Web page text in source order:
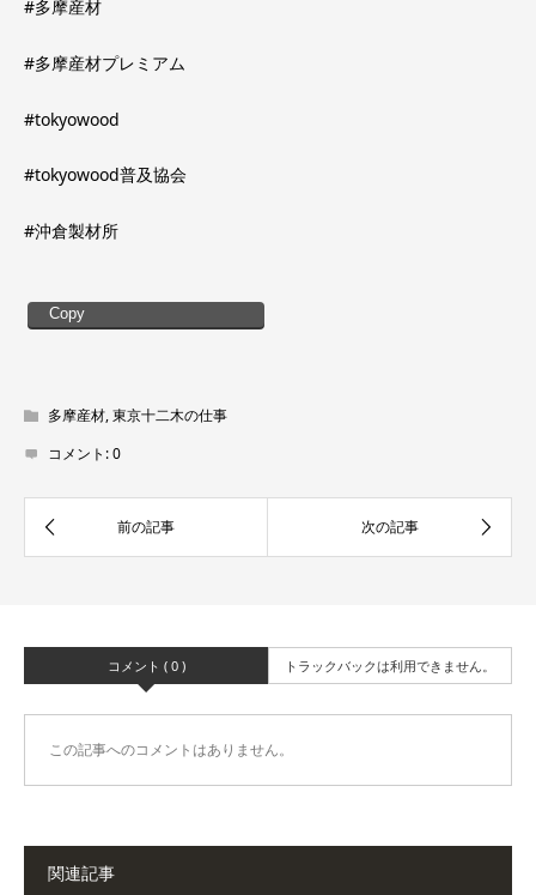
#多摩産材
#多摩産材プレミアム
#tokyowood
#tokyowood普及協会
#沖倉製材所
Copy
多摩産材,東京十二木の仕事
コメント:0
コメント ( 0 ) トラックバックは利用できません。
この記事へのコメントはありません。
関連記事